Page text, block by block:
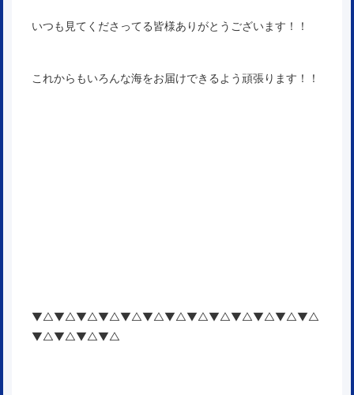
いつも見てくださってる皆様ありがとうございます！！
これからもいろんな海をお届けできるよう頑張ります！！
▼△▼△▼△▼△▼△▼△▼△▼△▼△▼△▼△▼△▼△
▼△▼△▼△▼△